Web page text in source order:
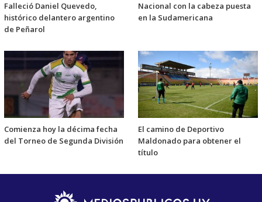
Falleció Daniel Quevedo,
histórico delantero argentino
de Peñarol
Nacional con la cabeza puesta
en la Sudamericana
Comienza hoy la décima fecha
del Torneo de Segunda División
El camino de Deportivo
Maldonado para obtener el
título